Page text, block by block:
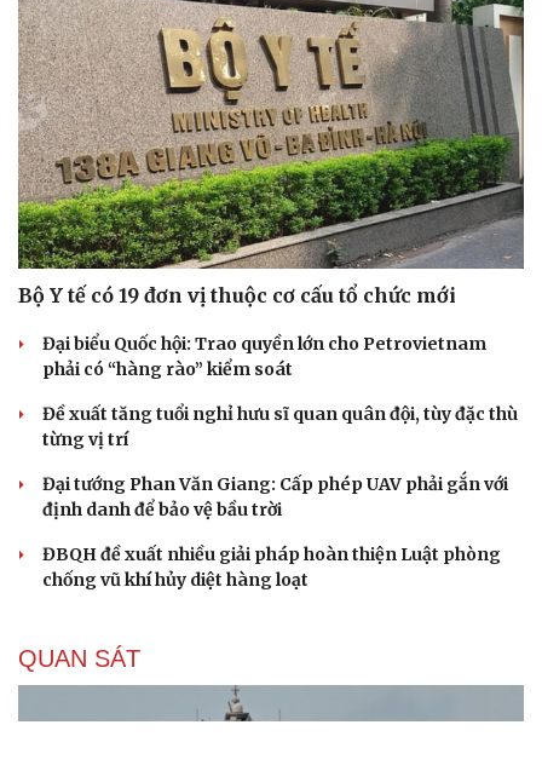
Bộ Y tế có 19 đơn vị thuộc cơ cấu tổ chức mới
Đại biểu Quốc hội: Trao quyền lớn cho Petrovietnam
phải có “hàng rào” kiểm soát
Đề xuất tăng tuổi nghỉ hưu sĩ quan quân đội, tùy đặc thù
từng vị trí
Đại tướng Phan Văn Giang: Cấp phép UAV phải gắn với
định danh để bảo vệ bầu trời
ĐBQH đề xuất nhiều giải pháp hoàn thiện Luật phòng
chống vũ khí hủy diệt hàng loạt
QUAN SÁT